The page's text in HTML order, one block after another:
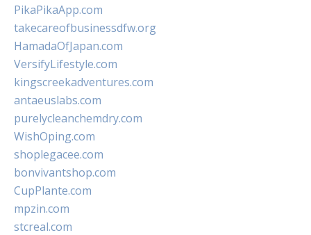
PikaPikaApp.com
takecareofbusinessdfw.org
HamadaOfJapan.com
VersifyLifestyle.com
kingscreekadventures.com
antaeuslabs.com
purelycleanchemdry.com
WishOping.com
shoplegacee.com
bonvivantshop.com
CupPlante.com
mpzin.com
stcreal.com